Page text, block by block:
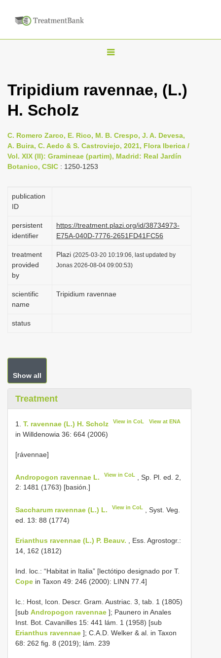
T
g
n
a
v
g
i
n
Tripidium ravennae, (L.)
H. Scholz
C. Romero Zarco, E. Rico, M. B. Crespo, J. A. Devesa,
A. Buira, C. Aedo & S. Castroviejo, 2021, Flora Iberica /
Vol. XIX (II): Gramineae (partim), Madrid: Real Jardín
Botanico, CSIC : 1250-1253
publication
ID
persistent
identifier
https://treatment.plazi.org/id/38734973-
E75A-040D-7776-2651FD41FC56
treatment
provided
by
Plazi (2025-03-20 10:19:06, last updated by
Jonas 2026-08-04 09:00:53)
scientific
name
Tripidium ravennae
status
Show all
Treatment
1. T. ravennae (L.) H. Scholz View in CoL View at ENA
in Willdenowia 36: 664 (2006)
[rávennae]
Andropogon ravennae L. View in CoL
, Sp. Pl. ed. 2,
2: 1481 (1763) [basión.]
Saccharum ravennae (L.) L. View in CoL
, Syst. Veg.
ed. 13: 88 (1774)
Erianthus ravennae (L.) P. Beauv. , Ess. Agrostogr.:
14, 162 (1812)
Ind. loc.: “Habitat in Italia” [lectótipo designado por T.
Cope in Taxon 49: 246 (2000): LINN 77.4]
Ic.: Host, Icon. Descr. Gram. Austriac. 3, tab. 1 (1805)
[sub Andropogon ravennae ]; Paunero in Anales
Inst. Bot. Cavanilles 15: 441 lám. 1 (1958) [sub
Erianthus ravennae ]; C.A.D. Welker & al. in Taxon
68: 262 fig. 8 (2019); lám. 239